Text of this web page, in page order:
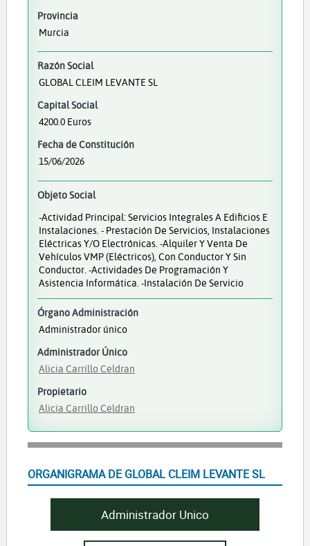
Provincia
Murcia
Razón Social
GLOBAL CLEIM LEVANTE SL
Capital Social
4200.0 Euros
Fecha de Constitución
15/06/2026
Objeto Social
-Actividad Principal: Servicios Integrales A Edificios E
Instalaciones. - Prestación De Servicios, Instalaciones
Eléctricas Y/o Electrónicas. -Alquiler Y Venta De
Vehículos VMP (eléctricos), Con Conductor Y Sin
Conductor. -Actividades De Programación Y
Asistencia Informática. -Instalación De Servicio
Órgano Administración
Administrador único
Administrador Único
Alicia Carrillo Celdran
Propietario
Alicia Carrillo Celdran
ORGANIGRAMA DE GLOBAL CLEIM LEVANTE SL
Administrador Unico